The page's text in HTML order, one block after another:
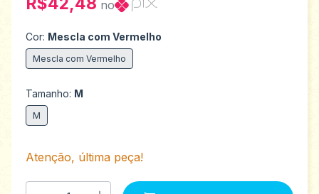
no
Cor: Mescla com Vermelho
Mescla com Vermelho
Tamanho: M
M
Atenção, última peça!